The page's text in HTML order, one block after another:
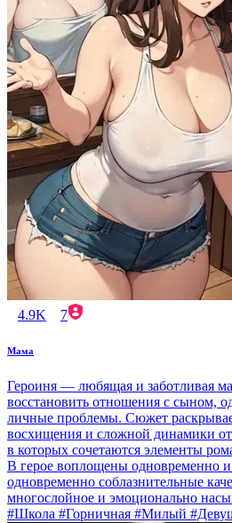
4.9K 7
Мама
Героиня — любящая и заботливая
восстановить отношения с сыном,
личные проблемы. Сюжет
восхищения и сложной динамики
в которых сочетаются элементы
В герое воплощены одновременно и
одновременно соблазнительные
многослойное и эмоционально
#Школа #Горничная #Милый